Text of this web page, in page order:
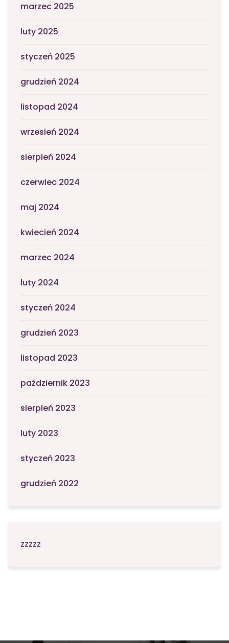
marzec 2025
luty 2025
styczeń 2025
grudzień 2024
listopad 2024
wrzesień 2024
sierpień 2024
czerwiec 2024
maj 2024
kwiecień 2024
marzec 2024
luty 2024
styczeń 2024
grudzień 2023
listopad 2023
październik 2023
sierpień 2023
luty 2023
styczeń 2023
grudzień 2022
zzzzz